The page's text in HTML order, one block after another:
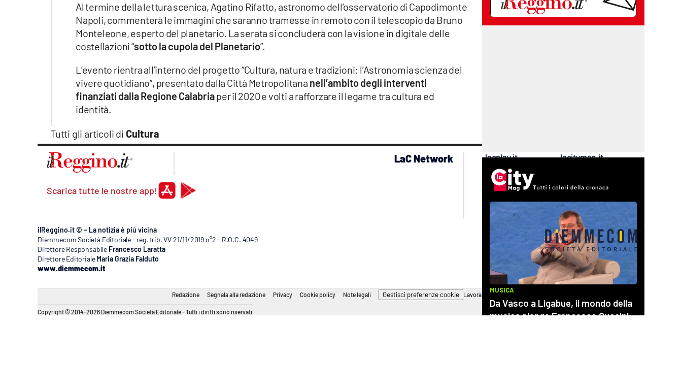
Tutti gli articoli di Cultura
Al termine della lettura scenica, Agatino Rifatto, astronomo dell’osservatorio di Capodimonte
Napoli, commenterà le immagini che saranno tramesse in remoto con il telescopio da Bruno
Monteleone, esperto del planetario. La serata si concluderà con la visione in digitale delle
costellazioni “sotto la cupola del Planetario”.
L’evento rientra all’interno del progetto “Cultura, natura e tradizioni: l’Astronomia scienza del
vivere quotidiano”, presentato dalla Città Metropolitana nell’ambito degli interventi
finanziati dalla Regione Calabriaper il 2020 e volti a rafforzare il legame tra cultura ed
identità.
Scarica tutte le nostre app!
LaC Network
lacplay.it
lactv.it
laconair.it
lacitymag.it
catanzarochannel.it
ilReggino.it © – La notizia è più vicina
Diemmecom Società Editoriale - reg. trib. VV 21/11/2019 n°2 - R.O.C. 4049
Direttore Responsabile Francesco Laratta
Direttore Editoriale Maria Grazia Falduto
www.diemmecom.it
Redazione Segnala alla redazione Privacy Cookie policy Note legali Gestisci preferenze cookie Lavora con noi
Copyright © 2014-2026 Diemmecom Società Editoriale - Tutti i diritti sono riservati